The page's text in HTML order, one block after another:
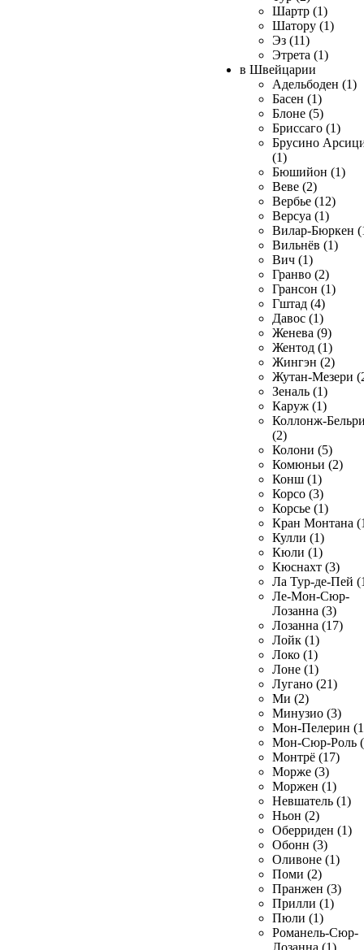
Шартр (1)
Шатору (1)
Эз (11)
Этрета (1)
в Швейцарии
Адельбоден (1)
Басен (1)
Блоне (5)
Бриссаго (1)
Брусино
(1)
Бюшийон (1)
Веве (2)
Вербье (12)
Версуа (1)
Вилар-Бюркен
Вильнёв (1)
Вич (1)
Гранво (2)
Грансон (1)
Гштад (4)
Давос (1)
Женева (9)
Жентод (1)
Жингэн (2)
Жутан-Мезери
Зеналь (1)
Каруж (1)
Коллонж-
(2)
Колони (5)
Комюньи (2)
Конш (1)
Корсо (3)
Корсье (1)
Кран Монтана
Кулли (1)
Кюли (1)
Кюснахт (3)
Ла Тур-де-Пей
Ле-Мон-Сюр-
Лозанна (3)
Лозанна (17)
Лойк (1)
Локо (1)
Лоне (1)
Лугано (21)
Ми (2)
Минузио (3)
Мон-Пелерин
Мон-Сюр-Роль
Монтрё (17)
Морже (3)
Моржен (1)
Невшатель (1)
Ньон (2)
Оберриден (1)
Обонн (3)
Оливоне (1)
Поми (2)
Пранжен (3)
Прилли (1)
Пюли (1)
Романель-Сюр-
Лозанна (1)